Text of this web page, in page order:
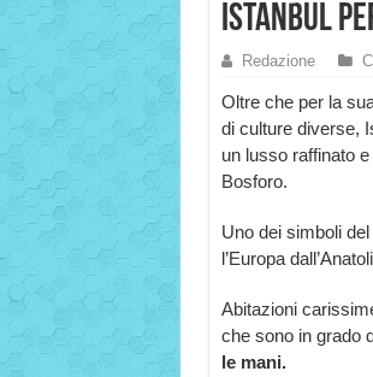
Istanbul
Redazione
Oltre che per la
di culture diverse,
un lusso raffinato
Bosforo.
Uno dei simboli
l’Europa
Abitazioni
che sono in grado
le mani.